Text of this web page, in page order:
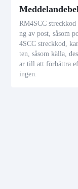
RM4SCC
ng av post, såsom
4SCC streckkod,
ten, såsom källa,
ar till att förbättra
ingen.